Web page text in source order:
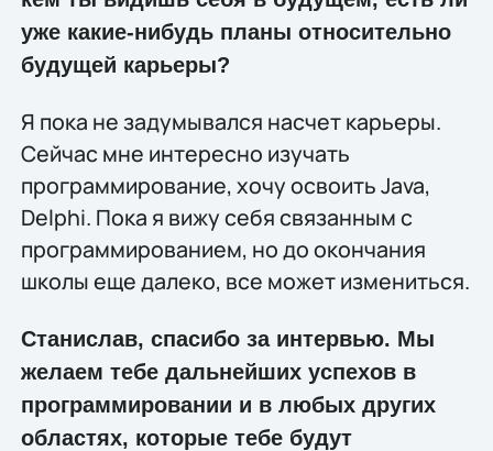
уже какие-нибудь планы относительно
будущей карьеры?
Я пока не задумывался насчет карьеры.
Сейчас мне интересно изучать
программирование, хочу освоить Java,
Delphi. Пока я вижу себя связанным с
программированием, но до окончания
школы еще далеко, все может измениться.
Станислав, спасибо за интервью. Мы
желаем тебе дальнейших успехов в
программировании и в любых других
областях, которые тебе будут